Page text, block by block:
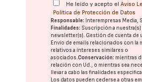
He leído y acepto elAviso
Política de Protección de Datos
Responsable: Interempresas Media,
Finalidades: Suscripción a nuestra(s)
newsletter(s). Gestión de cuenta de
Envío de emails relacionados con la
relativos a intereses similares o
asociados.Conservación: mientras
relación con Ud., o mientras sea
llevar a cabo las finalidades
Los datos pueden cederse a otras